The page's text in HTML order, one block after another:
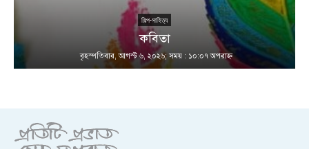
শিল্প-সাহিত্য
কবিতা
বৃহস্পতিবার, আগস্ট ৬, ২০২৬; সময় : ১০:০৭ অপরাহ্ণ